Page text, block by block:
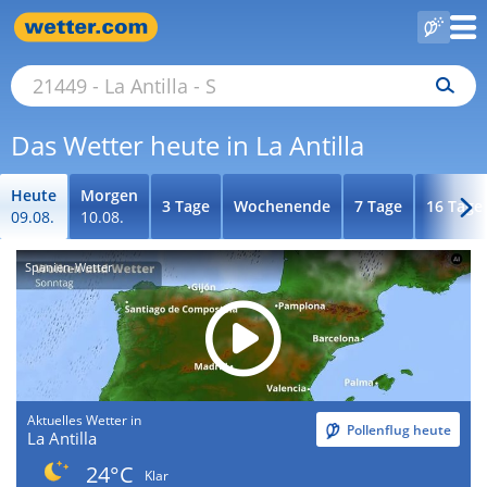
Das Wetter heute in La Antilla
Heute
09.08.
Morgen
10.08.
3 Tage Wochenende 7 Tage 16 Tage
Spanien-Wetter
Aktuelles Wetter in
La Antilla Pollenflug heute
24°C
Klar